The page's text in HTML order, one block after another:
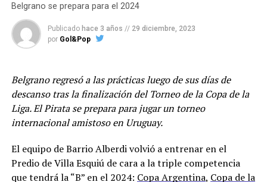
Una de las dudas está en el arco ya que Joaquín Mattalía
salió lesionado por una molestia muscular en el
entretiempo ante el “Arse” y el cuerpo técnico espera
En caso de que no llegue su lugar lo ocupará Alvaro
Maslovski.
Racing se encuentra en la décimotercera posición con
22 puntos.
En cuanto al mercado de pases que ya abrió el pasado
sábado, está próximamente a llegar un delantero
Belgrano se prepara para el 2024
Publicado hace 3 años // 29 diciembre, 2023
por Gol&Pop
Belgrano regresó a las prácticas luego de sus días de
descanso tras la finalización del Torneo de la Copa de la
Liga. El Pirata se prepara para jugar un torneo
internacional amistoso en Uruguay.
El equipo de Barrio Alberdi volvió a entrenar en el
Predio de Villa Esquiú de cara a la triple competencia
que tendrá la “B” en el 2024: Copa Argentina, Copa de la